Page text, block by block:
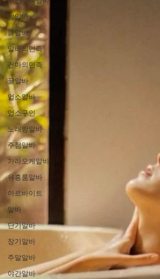
밤알바
룸알바
알바의민족
건마의민족
꿀알바
업소알바
업소구인
노래방알바
주점알바
가라오케알바
유흥룸알바
아르바이트
알바
단기알바
장기알바
주말알바
야간알바